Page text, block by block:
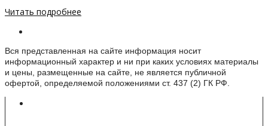
Читать подробнее
Вся представленная на сайте информация носит
информационный характер и ни при каких условиях материалы
и цены, размещенные на сайте, не является публичной
офертой, определяемой положениями ст. 437 (2) ГК РФ.